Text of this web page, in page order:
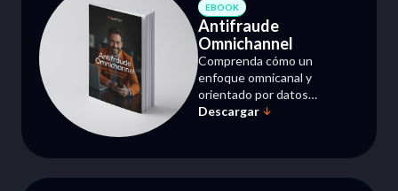
reduces costos, mejoras la
eficiencia y agilizas los
procesos. Todo desde la
comodidad de la nube.
EBOOK
Antifraude
Omnichannel
Comprenda cómo un
enfoque omnicanal y
orientado por datos
fortalece la prevención,
operación con inteligencia
en tiempo real y una visión
Descargar